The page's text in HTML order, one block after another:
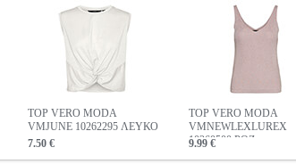
TOP VERO MODA
VMJUNE 10262295 ΛΕΥΚΟ
7.50 €
TOP VERO MODA
VMNEWLEXLUREX
10260500 ΡΟΖ
9.99 €